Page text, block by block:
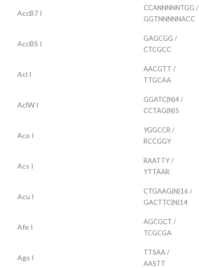
AccB7 I
CCANNNNNTGG /
GGTNNNNNACC
AccBS I
GAGCGG /
CTCGCC
Acl I
AACGTT /
TTGCAA
AclW I
GGATC(N)4 /
CCTAG(N)5
Aco I
YGGCCR /
RCCGGY
Acs I
RAATTY /
YTTAAR
Acu I
CTGAAG(N)16 /
GACTTC(N)14
Afe I
AGCGCT /
TCGCGA
Ags I
TTSAA /
AASTT